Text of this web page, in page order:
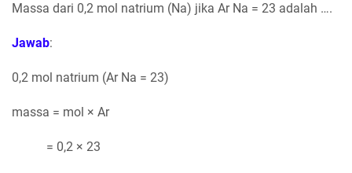
Massa dari 0,2 mol natrium (Na) jika Ar Na = 23 adalah ….
Jawab:
0,2 mol natrium (Ar Na = 23)
massa = mol × Ar
= 0,2 × 23